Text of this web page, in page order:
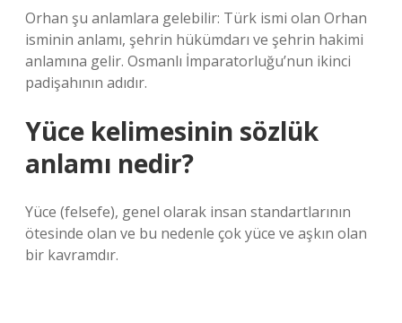
Orhan şu anlamlara gelebilir: Türk ismi olan Orhan
isminin anlamı, şehrin hükümdarı ve şehrin hakimi
anlamına gelir. Osmanlı İmparatorluğu’nun ikinci
padişahının adıdır.
Yüce kelimesinin sözlük
anlamı nedir?
Yüce (felsefe), genel olarak insan standartlarının
ötesinde olan ve bu nedenle çok yüce ve aşkın olan
bir kavramdır.